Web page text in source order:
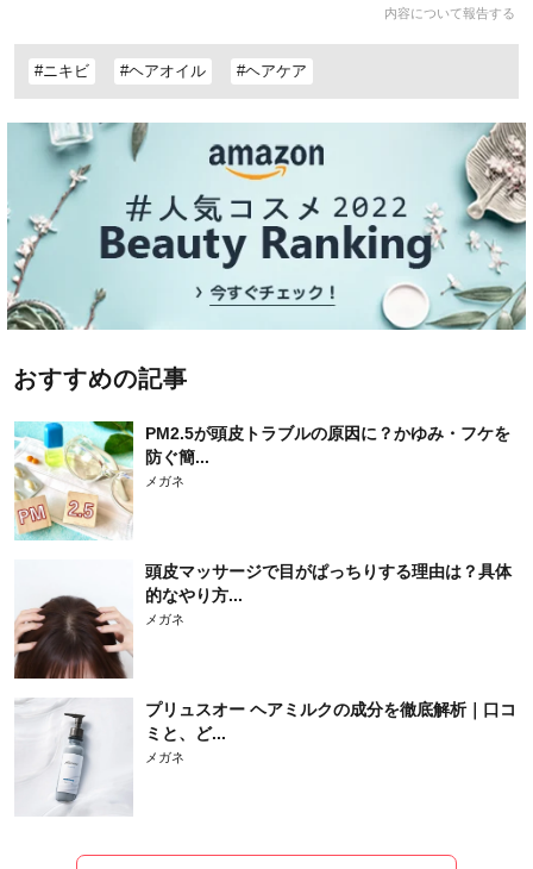
内容について報告する
#ニキビ #ヘアオイル #ヘアケア
おすすめの記事
PM2.5が頭皮トラブルの原因に？かゆみ・フケを
防ぐ簡...
メガネ
頭皮マッサージで目がぱっちりする理由は？具体
的なやり方...
メガネ
プリュスオー ヘアミルクの成分を徹底解析｜口コ
ミと、ど...
メガネ